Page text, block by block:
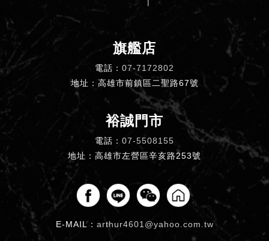
旗艦店
電話： 07-7172802
地址：高雄市前鎮區二聖路67號
裕誠門市
電話： 07-5508155
地址：高雄市左營區辛亥路253號
E-MAIL： arthur4601@yahoo.com.tw